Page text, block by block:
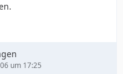
um 17:25